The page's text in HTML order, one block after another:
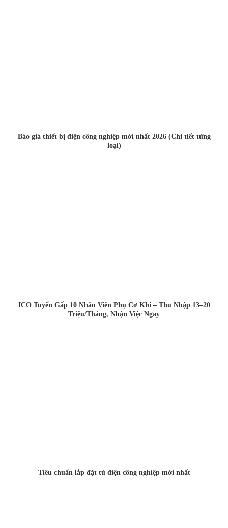
Báo giá thiết bị điện công nghiệp mới nhất 2026 (Chi tiết từng
loại)
ICO Tuyển Gấp 10 Nhân Viên Phụ Cơ Khí – Thu Nhập 13–20
Triệu/Tháng, Nhận Việc Ngay
Tiêu chuẩn lắp đặt tủ điện công nghiệp mới nhất